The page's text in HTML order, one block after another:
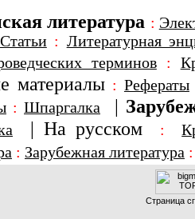
литература :
Статьи: Литературная
терминов:
материалы : Рефераты
: Шпаргалка |
| На русском :
: Зарубежная литература
Страница